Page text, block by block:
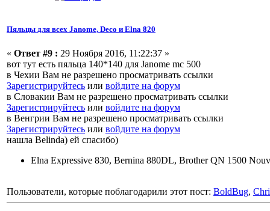
Пяльцы для всех Janome, Deco и Elna 820
« Ответ #9 : 29 Ноября 2016, 11:22:37 »
вот тут есть пяльца 140*140 для Janome mc 500
в Чехии Вам не разрешено просматривать ссылки
Зарегистрируйтесь или войдите на форум
в Словакии Вам не разрешено просматривать ссылки
Зарегистрируйтесь или войдите на форум
в Венгрии Вам не разрешено просматривать ссылки
Зарегистрируйтесь или войдите на форум
нашла Belinda) ей спасибо)
Elna Expressive 830, Bernina 880DL, Brother QN 1500
Пользователи, которые поблагодарили этот пост: BoldBug,